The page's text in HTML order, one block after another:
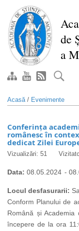
conţinutul
principal
de
a
Acasă/ Evenimente
Conferința
românesc în
dedicat Zilei
Vizualizări: 51
Data: 08.05.2024 -
Locul desfasurarii:
Conform Planului de
Română și
începere de la ora